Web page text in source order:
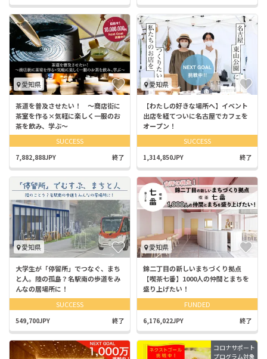
愛知県
茶道を普及させたい！ ～商店街に
茶室を作る×気軽に楽しく一服のお
茶を飲み、学ぶ～
SUCCESS
7,882,888JPY 終了
愛知県
【わたしの好きな場所へ】イベント
出店を経てついに名古屋でカフェを
オープン！
SUCCESS
1,314,850JPY 終了
愛知県
大学生が「停留所」でつなぐ、まち
と人。陸の孤島？名駅南の歩道をみ
んなの居場所に！
SUCCESS
549,700JPY 終了
愛知県
錦二丁目の新しいまちづくり拠点
【喫茶七番】1000人の仲間とまちを
盛り上げたい！
FUNDED
6,176,022JPY 終了
コロナサポート
プログラム対象